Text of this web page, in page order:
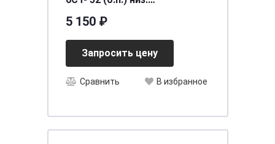
5 150 ₽
Запросить цену
Сравнить В избранное